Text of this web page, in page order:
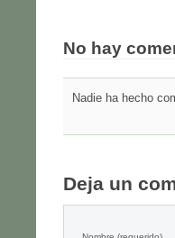
No hay
Nadie ha hecho
Deja un